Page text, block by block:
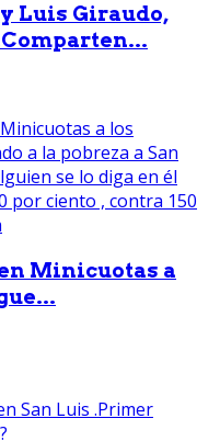
Luis Giraudo,
Minicuotas a